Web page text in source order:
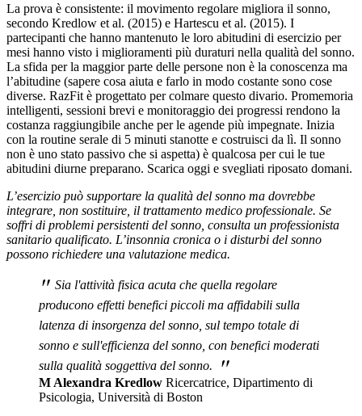
La prova è consistente: il movimento regolare migliora il sonno,
secondo Kredlow et al. (2015) e Hartescu et al. (2015). I
partecipanti che hanno mantenuto le loro abitudini di esercizio per
mesi hanno visto i miglioramenti più duraturi nella qualità del sonno.
La sfida per la maggior parte delle persone non è la conoscenza ma
l’abitudine (sapere cosa aiuta e farlo in modo costante sono cose
diverse. RazFit è progettato per colmare questo divario. Promemoria
intelligenti, sessioni brevi e monitoraggio dei progressi rendono la
costanza raggiungibile anche per le agende più impegnate. Inizia
con la routine serale di 5 minuti stanotte e costruisci da lì. Il sonno
non è uno stato passivo che si aspetta) è qualcosa per cui le tue
abitudini diurne preparano. Scarica oggi e svegliati riposato domani.
L’esercizio può supportare la qualità del sonno ma dovrebbe
integrare, non sostituire, il trattamento medico professionale. Se
soffri di problemi persistenti del sonno, consulta un professionista
sanitario qualificato. L’insonnia cronica o i disturbi del sonno
possono richiedere una valutazione medica.
" Sia l'attività fisica acuta che quella regolare
producono effetti benefici piccoli ma affidabili sulla
latenza di insorgenza del sonno, sul tempo totale di
sonno e sull'efficienza del sonno, con benefici moderati
sulla qualità soggettiva del sonno.
"
M Alexandra Kredlow Ricercatrice, Dipartimento di
Psicologia, Università di Boston